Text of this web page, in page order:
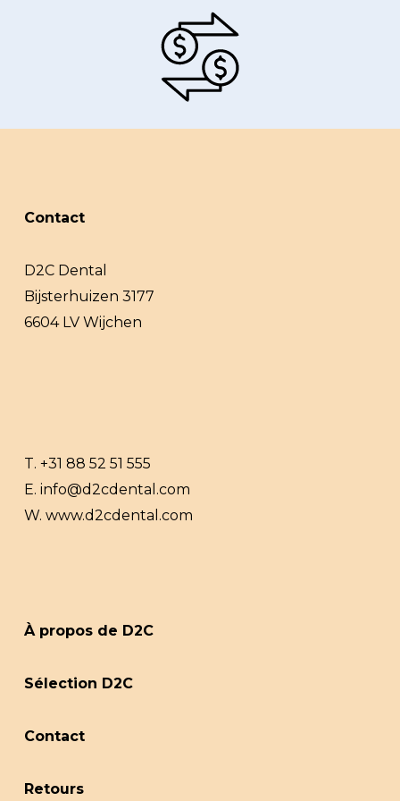
Contact
D2C Dental
Bijsterhuizen 3177
6604 LV Wijchen
T. +31 88 52 51 555
E. info@d2cdental.com
W. www.d2cdental.com
À propos de D2C
Sélection D2C
Contact
Retours